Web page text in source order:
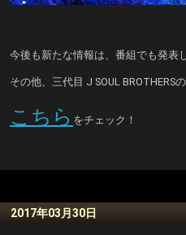
今後も新たな情報は、番組でも発表
その他、三代目 J SOUL BROTHERS
こちら をチェック！
2017年03月30日